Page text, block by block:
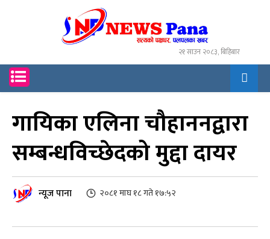
२१ साउन २०८३, बिहिबार
गायिका एलिना चौहाननद्वारा
सम्बन्धविच्छेदको मुद्दा दायर
न्यूज पाना २०८१ माघ १८ गते १७:५२